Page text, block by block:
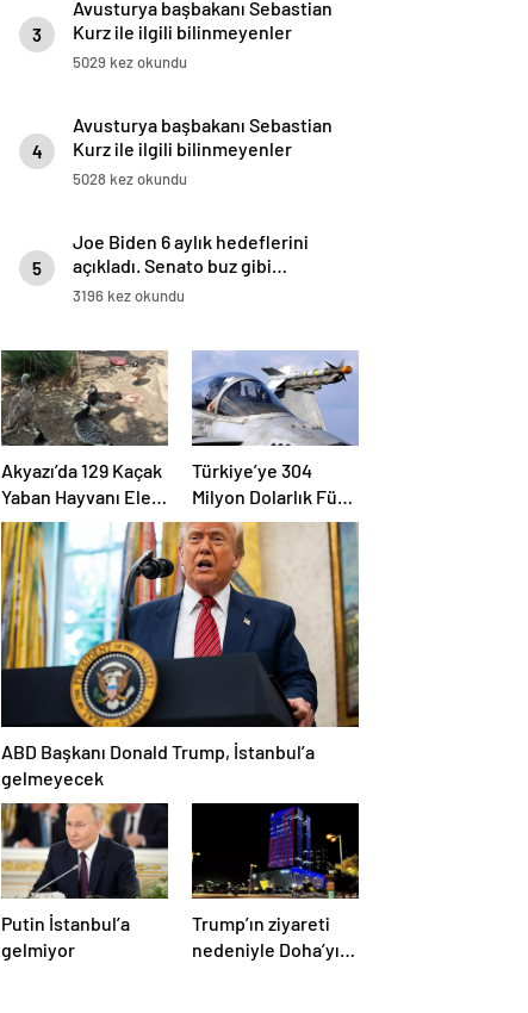
3
Kurz ile ilgili bilinmeyenler
5029 kez okundu
4
Kurz ile ilgili bilinmeyenler
5028 kez okundu
5
açıkladı. Senato buz gibi…
3196 kez okundu
Akyazı’da 129 Kaçak
Yaban Hayvanı Ele
Geçirildi
Türkiye’ye 304
Milyon Dolarlık Füze
Satışı Onayı
ABD Başkanı Donald Trump, İstanbul’a
gelmeyecek
Putin İstanbul’a
gelmiyor
Trump’ın ziyareti
nedeniyle Doha’yı
ABD bayraklarıyla